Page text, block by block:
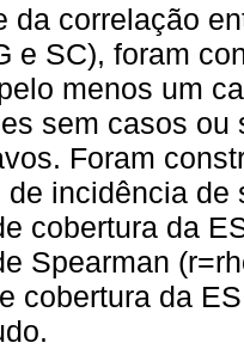
da correlação
e SC), foram
menos um
sem casos
Foram
de incidência
cobertura da
Spearman
cobertura da